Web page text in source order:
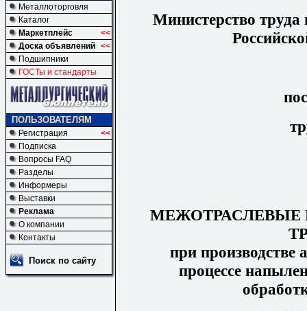
Металлоторговля
Каталог
Маркетплейс
<<
Доска объявлений <<
Подшипники
ГОСТы и стандарты
ПОЛЬЗОВАТЕЛЯМ
Регистрация
<<
Подписка
Вопросы FAQ
Разделы
Информеры
Выставки
Реклама
О компании
Контакты
Поиск по сайту
Министерство труда
МЕЖОТРАСЛЕВЫЕ
при производстве
процессе